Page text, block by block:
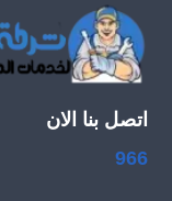
اتصل بنا الان
966